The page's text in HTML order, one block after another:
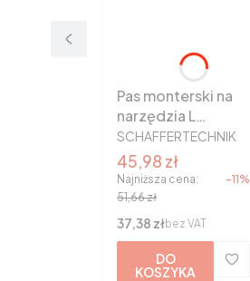
Pas monterski na
narzędzia L
zatrzask
SchafferTechnik
PRODUCENT
SCHAFFERTECHNIK
Cena promocyjna
45,98 zł
Najniższa cena:
51,66 zł
-11%
Cena
37,38 złbez VAT
DO
KOSZYKA